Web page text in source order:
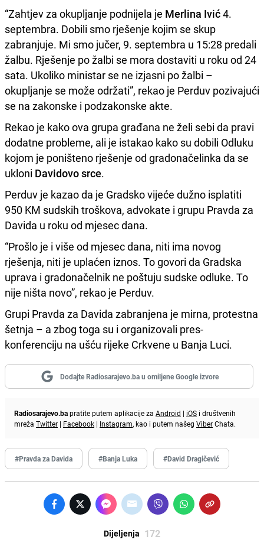
“Zahtjev za okupljanje podnijela je Merlina Ivić4.
septembra. Dobili smo rješenje kojim se skup
zabranjuje. Mi smo jučer, 9. septembra u 15:28 predali
žalbu. Rješenje po žalbi se mora dostaviti u roku od 24
sata. Ukoliko ministar se ne izjasni po žalbi –
okupljanje se može održati”, rekao je Perduv pozivajući
se na zakonske i podzakonske akte.
Rekao je kako ova grupa građana ne želi sebi da pravi
dodatne probleme, ali je istakao kako su dobili Odluku
kojom je poništeno rješenje od gradonačelinka da se
ukloni Davidovo srce.
Perduv je kazao da je Gradsko vijeće dužno isplatiti
950 KM sudskih troškova, advokate i grupu Pravda za
Davida u roku od mjesec dana.
“Prošlo je i više od mjesec dana, niti ima novog
rješenja, niti je uplaćen iznos. To govori da Gradska
uprava i gradonačelnik ne poštuju sudske odluke. To
nije ništa novo”, rekao je Perduv.
Grupi Pravda za Davida zabranjena je mirna, protestna
šetnja – a zbog toga su i organizovali pres-
konferenciju na ušću rijeke Crkvene u Banja Luci.
Dodajte Radiosarajevo.ba u omiljene Google izvore
Radiosarajevo.bapratite putem aplikacije za Android | iOS i društvenih
mreža Twitter | Facebook | Instagram, kao i putem našeg ViberChata.
#Pravda za Davida #Banja Luka #David Dragičević
Dijeljenja 172